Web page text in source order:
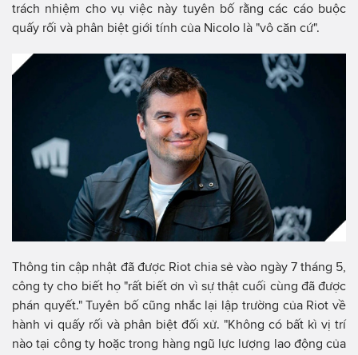
trách nhiệm cho vụ việc này tuyên bố rằng các cáo buộc
quấy rối và phân biệt giới tính của Nicolo là "vô căn cứ".
Thông tin cập nhật đã được Riot chia sẻ vào ngày 7 tháng 5,
công ty cho biết họ "rất biết ơn vì sự thật cuối cùng đã được
phán quyết." Tuyên bố cũng nhắc lại lập trường của Riot về
hành vi quấy rối và phân biệt đối xử. "Không có bất kì vị trí
nào tại công ty hoặc trong hàng ngũ lực lượng lao động của